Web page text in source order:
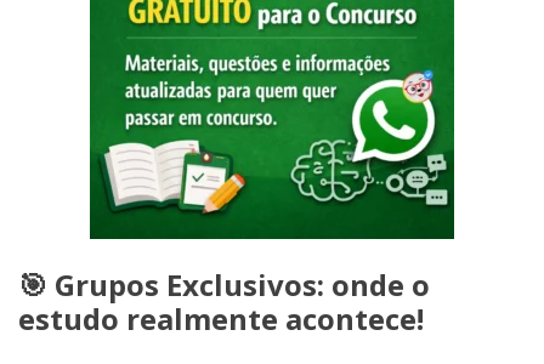
🎯 Grupos Exclusivos: onde o
estudo realmente acontece!